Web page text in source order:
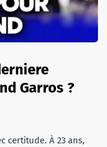
Garros ?
certitude. À 23 ans,